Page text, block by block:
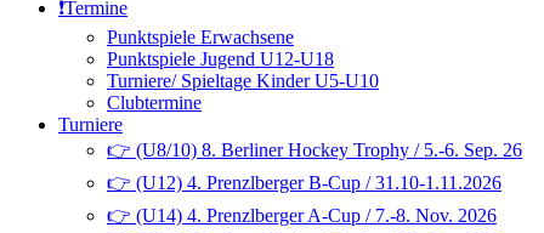
❗️Termine
Punktspiele Erwachsene
Punktspiele Jugend U12-U18
Turniere/ Spieltage Kinder U5-U10
Clubtermine
Turniere
👉 (U8/10) 8. Berliner Hockey Trophy / 5.-6. Sep. 26
👉 (U12) 4. Prenzlberger B-Cup / 31.10-1.11.2026
👉 (U14) 4. Prenzlberger A-Cup / 7.-8. Nov. 2026